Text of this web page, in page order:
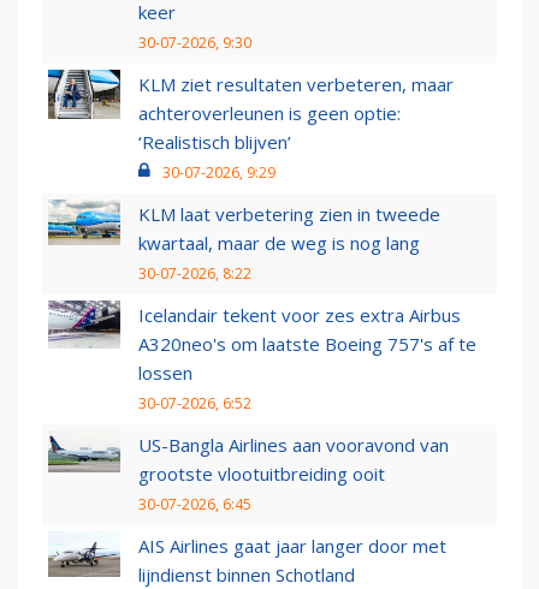
keer
30-07-2026, 9:30
KLM ziet resultaten verbeteren, maar
achteroverleunen is geen optie:
‘Realistisch blijven’
30-07-2026, 9:29
KLM laat verbetering zien in tweede
kwartaal, maar de weg is nog lang
30-07-2026, 8:22
Icelandair tekent voor zes extra Airbus
A320neo's om laatste Boeing 757's af te
lossen
30-07-2026, 6:52
US-Bangla Airlines aan vooravond van
grootste vlootuitbreiding ooit
30-07-2026, 6:45
AIS Airlines gaat jaar langer door met
lijndienst binnen Schotland